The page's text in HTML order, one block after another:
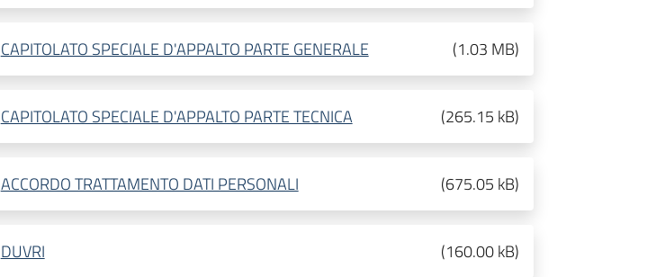
CAPITOLATO SPECIALE D'APPALTO PARTE GENERALE (1.03 MB)
CAPITOLATO SPECIALE D'APPALTO PARTE TECNICA (265.15 kB)
ACCORDO TRATTAMENTO DATI PERSONALI (675.05 kB)
DUVRI (160.00 kB)